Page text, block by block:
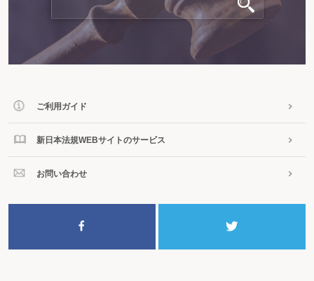
ご利用ガイド
新日本法規WEBサイトのサービス
お問い合わせ